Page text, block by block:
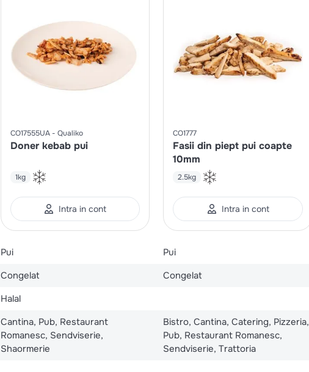
CO17555UA Qualiko
Doner kebab pui
1kg
Intra in cont
CO1777
Fasii din piept pui coapte
10mm
2.5kg
Intra in cont
Pui Pui
Congelat Congelat
Halal
Cantina, Pub, Restaurant
Romanesc, Sendviserie,
Shaormerie
Bistro, Cantina, Catering, Pizzeria,
Pub, Restaurant Romanesc,
Sendviserie, Trattoria